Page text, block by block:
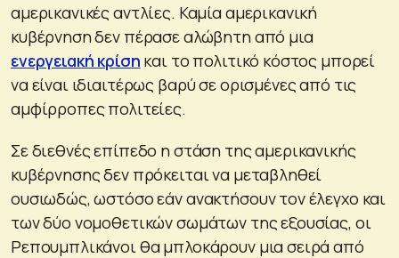
αμερικανικές αντλίες. Καμία αμερικανική
κυβέρνηση δεν πέρασε αλώβητη από μια
ενεργειακή κρίση και το πολιτικό κόστος μπορεί
να είναι ιδιαιτέρως βαρύ σε ορισμένες από τις
αμφίρροπες πολιτείες.
Σε διεθνές επίπεδο η στάση της αμερικανικής
κυβέρνησης δεν πρόκειται να μεταβληθεί
ουσιωδώς, ωστόσο εάν ανακτήσουν τον έλεγχο και
των δύο νομοθετικών σωμάτων της εξουσίας, οι
Ρεπουμπλικάνοι θα μπλοκάρουν μια σειρά από